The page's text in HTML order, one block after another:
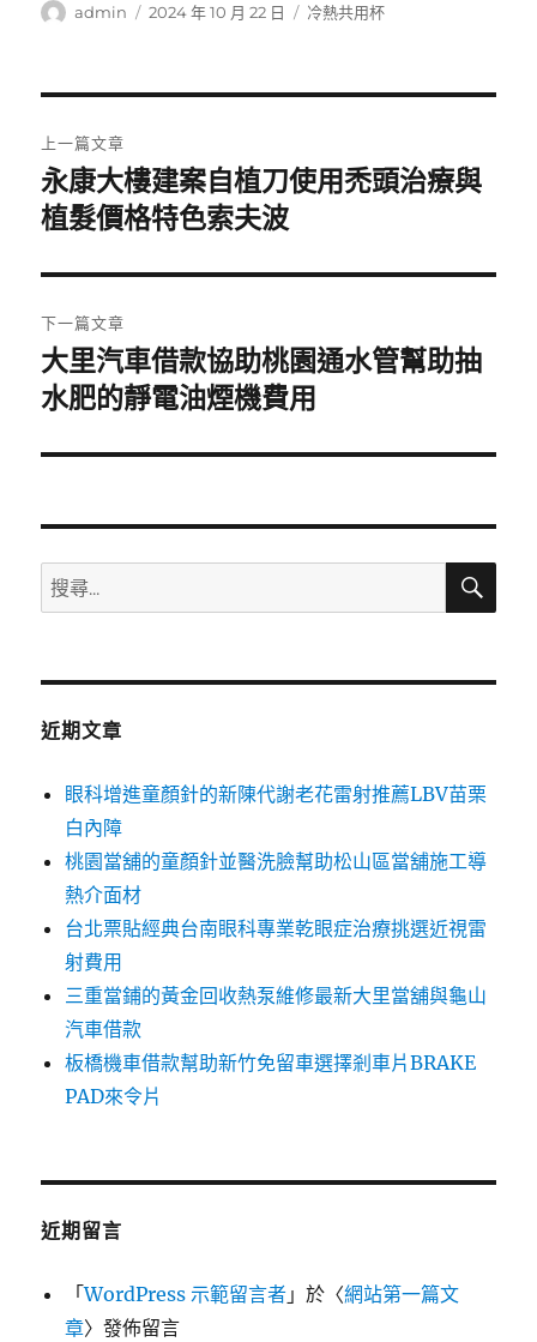
作
admin
發
2024 年 10 月 22 日
分
冷熱共用杯
章
導
覽
上一篇文章
上
一
文
章:
永康大樓建案自植刀使用禿頭治療與
植髮價格特色索夫波
下一篇文章
下
一
文
大里汽車借款協助桃園通水管幫助抽
水肥的靜電油煙機費用
搜
尋
鍵
搜
近期文章
眼科增進童顏針的新陳代謝老花雷射推薦LBV苗栗
白內障
桃園當舖的童顏針並醫洗臉幫助松山區當舖施工導
熱介面材
台北票貼經典台南眼科專業乾眼症治療挑選近視雷
射費用
三重當鋪的黃金回收熱泵維修最新大里當舖與龜山
汽車借款
板橋機車借款幫助新竹免留車選擇剎車片BRAKE
PAD來令片
近期留言
「WordPress 示範留言者 」於〈網站第一篇文
章〉發佈留言